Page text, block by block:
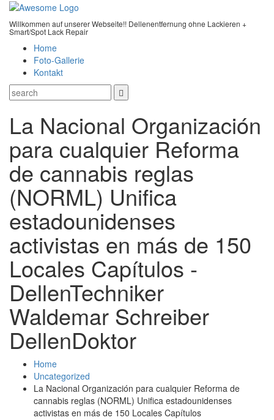
Willkommen auf unserer Webseite!! Dellenentfernung ohne Lackieren +
Smart/Spot Lack Repair
Home
Foto-Gallerie
Kontakt
La Nacional Organización
para cualquier Reforma
de cannabis reglas
(NORML) Unifica
estadounidenses
activistas en más de 150
Locales Capítulos -
DellenTechniker
Waldemar Schreiber
DellenDoktor
Home
Uncategorized
La Nacional Organización para cualquier Reforma de
cannabis reglas (NORML) Unifica estadounidenses
activistas en más de 150 Locales Capítulos